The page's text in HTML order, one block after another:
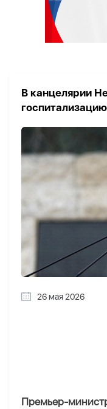
В канцелярии
госпитализацию
26 мая 2026
Премьер-